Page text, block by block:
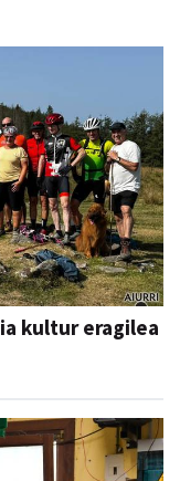
kultur eragilea